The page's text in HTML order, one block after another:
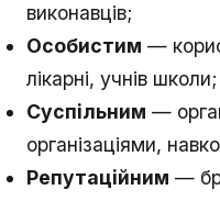
виконавців;
Особистим —
лікарні, учнів школи;
Суспільним —
організаціями,
Репутаційним —